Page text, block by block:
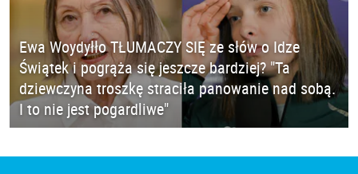
Ewa Woydyłło TŁUMACZY SIĘ ze słów o Idze
Świątek i pogrąża się jeszcze bardziej? "Ta
dziewczyna troszkę straciła panowanie nad sobą.
I to nie jest pogardliwe"